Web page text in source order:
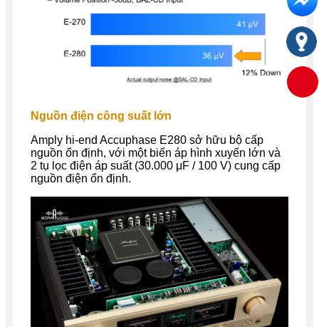
Nguồn điện công suất lớn
Amply hi-end Accuphase E280 sở hữu bộ cấp
nguồn ổn định, với một biến áp hình xuyến lớn và
2 tụ lọc điện áp suất (30.000 μF / 100 V) cung cấp
nguồn điện ổn định.